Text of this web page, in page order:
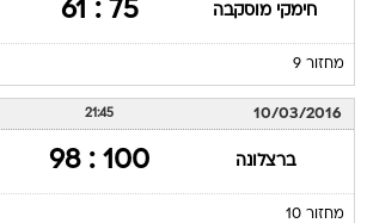
חימקי מוסקבה 75 : 61
מחזור 9
10/03/2016
21:45
ברצלונה 100 : 98
מחזור 10